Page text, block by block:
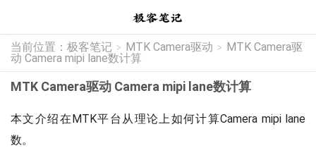
当前位置： 极客笔记 > MTK Camera驱动 > MTK Camera驱
动 Camera mipi lane数计算
MTK Camera驱动 Camera mipi lane数计算
本文介绍在MTK平台从理论上如何计算Camera mipi lane
数。